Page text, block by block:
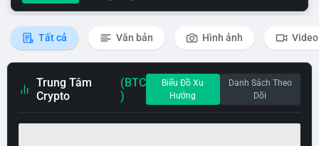
Tất cả Văn bản Hình ảnh Video
Trung Tâm
Crypto
(BTC
)
Biểu Đồ Xu
Hướng
Danh Sách Theo
Dõi